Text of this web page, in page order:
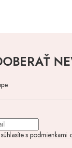
s podmienkami